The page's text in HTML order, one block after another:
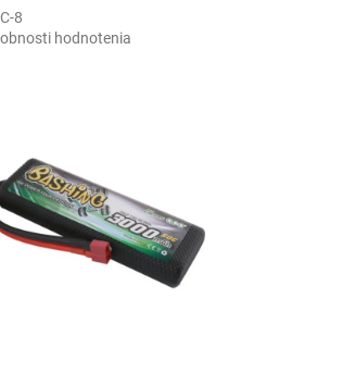
8
hodnotenia